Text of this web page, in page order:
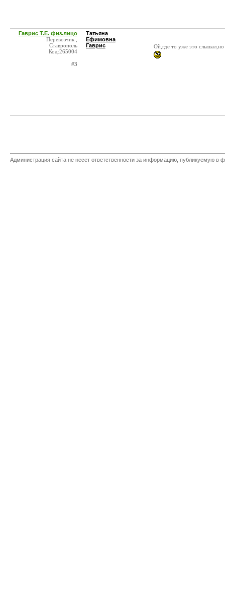
Гаврис Т.Е. физ.лицо
Перевозчик ,
Ставрополь
Код:265004
#3
Татьяна
Ефимовна
Гаврис
Ой,где то уже это
Администрация сайта не несет ответственности за информацию, публикуемую